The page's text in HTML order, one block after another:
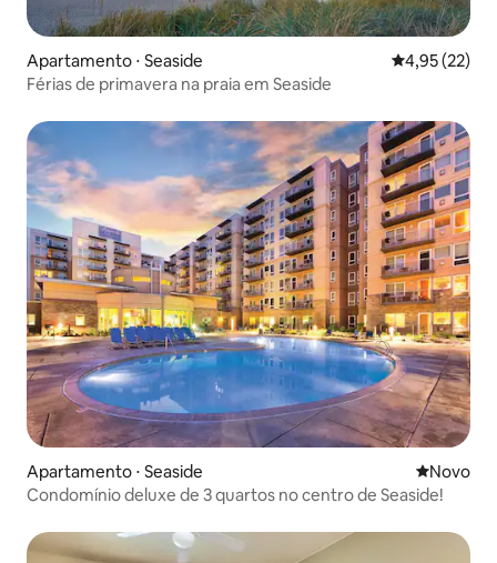
Apartamento ⋅ Seaside 4,95 de uma
4,95 (22)
Férias de primavera na praia em Seaside
Apartamento ⋅ Seaside Novo
Novo
Condomínio deluxe de 3 quartos no centro de Seaside!